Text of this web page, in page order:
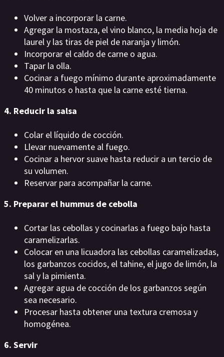
Volver a incorporar la carne.
Agregar la mostaza, el vino blanco, la media hoja de
laurel y las tiras de piel de naranja y limón.
Incorporar el caldo de carne o agua.
Tapar la olla.
Cocinar a fuego mínimo durante aproximadamente
40 minutos o hasta que la carne esté tierna.
4. Reducir la salsa
Colar el líquido de cocción.
Llevar nuevamente al fuego.
Cocinar a hervor suave hasta reducir a un tercio de
su volumen.
Reservar para acompañar la carne.
5. Preparar el hummus de cebolla
Cortar las cebollas y cocinarlas a fuego bajo hasta
caramelizarlas.
Colocar en una licuadora las cebollas caramelizadas,
los garbanzos cocidos, el tahine, el jugo de limón, la
sal y la pimienta.
Agregar agua de cocción de los garbanzos según
sea necesario.
Procesar hasta obtener una textura cremosa y
homogénea.
6. Servir